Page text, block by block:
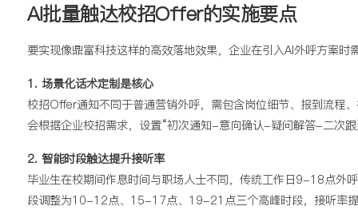
AI批量触达校招Offer的实施要点
要实现像鼎富科技这样的高效落地效果，企业在引入AI外呼方案时
1. 场景化话术定制是核心
校招Offer通知不同于普通营销外呼，需包含岗位细节、报到流程
会根据企业校招需求，设置“初次通知-意向确认-疑问解答-二次
2. 智能时段触达提升接听率
毕业生在校期间作息时间与职场人士不同，传统工作日9-18点外
段调整为10-12点、15-17点、19-21点三个高峰时段，接听率